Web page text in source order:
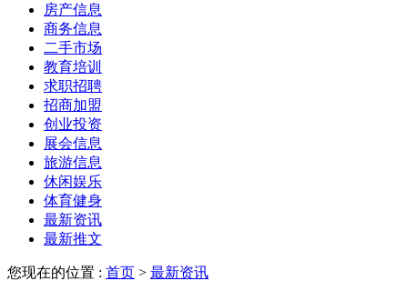
房产信息
商务信息
二手市场
教育培训
求职招聘
招商加盟
创业投资
展会信息
旅游信息
休闲娱乐
体育健身
最新资讯
最新推文
您现在的位置 : 首页 > 最新资讯